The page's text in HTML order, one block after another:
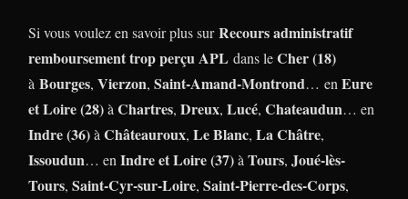
Si vous voulez en savoir plus surRecours administratif
remboursement trop perçu APL dans leCher (18)
à Bourges, Vierzon, Saint-Amand-Montrond… enEure
et Loire (28)àChartres, Dreux, Lucé, Chateaudun… en
Indre (36)àChâteauroux, Le Blanc, La Châtre,
Issoudun… enIndre et Loire (37)àTours, Joué-lès-
Tours, Saint-Cyr-sur-Loire, Saint-Pierre-des-Corps,